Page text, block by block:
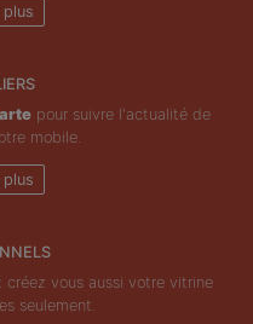
plus
pour suivre l'actualité de
mobile.
plus
vous aussi votre vitrine
seulement.